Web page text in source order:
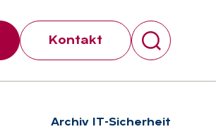
Kontakt
Archiv IT-Sicherheit